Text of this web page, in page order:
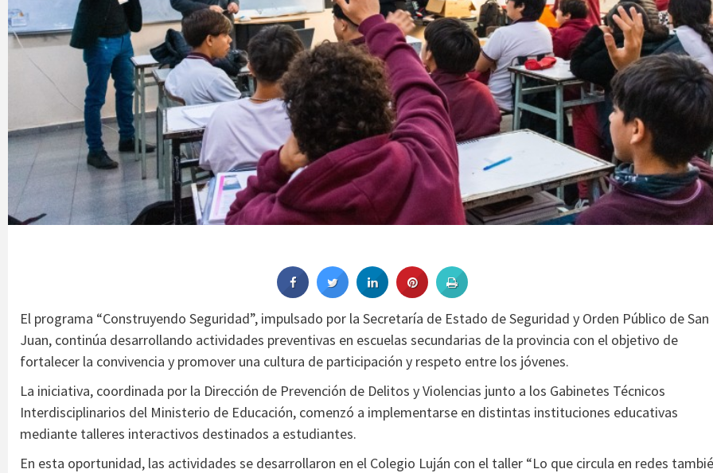
El programa “Construyendo Seguridad”, impulsado por la Secretaría de Estado de Seguridad y Orden Público de San
Juan, continúa desarrollando actividades preventivas en escuelas secundarias de la provincia con el objetivo de
fortalecer la convivencia y promover una cultura de participación y respeto entre los jóvenes.
La iniciativa, coordinada por la Dirección de Prevención de Delitos y Violencias junto a los Gabinetes Técnicos
Interdisciplinarios del Ministerio de Educación, comenzó a implementarse en distintas instituciones educativas
mediante talleres interactivos destinados a estudiantes.
En esta oportunidad, las actividades se desarrollaron en el Colegio Luján con el taller “Lo que circula en redes